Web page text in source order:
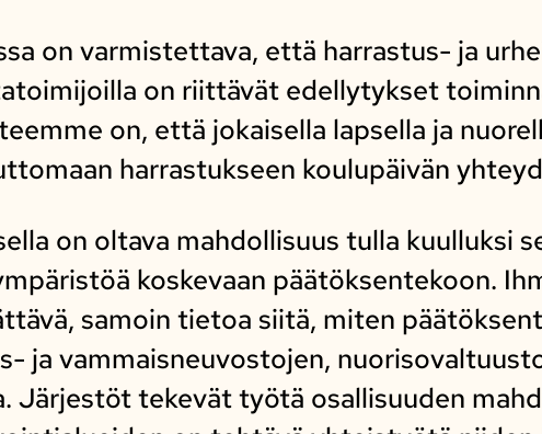
on varmistettava, että harrastus- ja
on riittävät edellytykset
on, että jokaisella lapsella ja
harrastukseen koulupäivän
on oltava mahdollisuus tulla kuulluksi
koskevaan päätöksentekoon.
samoin tietoa siitä, miten
ja vammaisneuvostojen,
Järjestöt tekevät työtä osallisuuden